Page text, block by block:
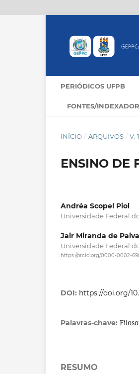
PERIÓDICOS UFPB
FONTES/
INÍCIO / ARQUIVOS / V.
ENSINO DE
Andréa Scopel Piol
Universidade Federal
Jair Miranda de Paiva
Universidade Federal
https://orcid.org/0000-0002-
DOI: https://doi.org/
Palavras-chave:
RESUMO